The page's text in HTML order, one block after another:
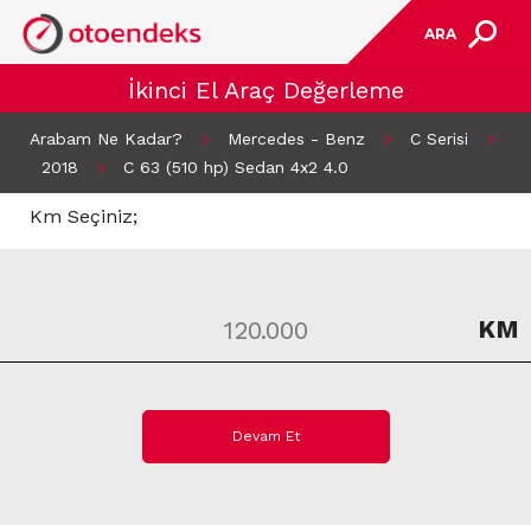
ARA
İkinci El Araç Değerleme
Arabam Ne Kadar? > Mercedes - Benz > C Serisi
>
2018
> C 63 (510 hp) Sedan 4x2 4.0
Km Seçiniz;
KM
Devam Et